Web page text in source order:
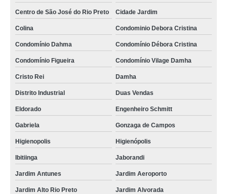
Centro de São José do Rio Preto Cidade Jardim
Colina Condominio Debora Cristina
Condomínio Dahma Condomínio Débora Cristina
Condomínio Figueira Condomínio Vilage Damha
Cristo Rei Damha
Distrito Industrial Duas Vendas
Eldorado Engenheiro Schmitt
Gabriela Gonzaga de Campos
Higienopolis Higienópolis
Ibitiinga Jaborandi
Jardim Antunes Jardim Aeroporto
Jardim Alto Rio Preto Jardim Alvorada